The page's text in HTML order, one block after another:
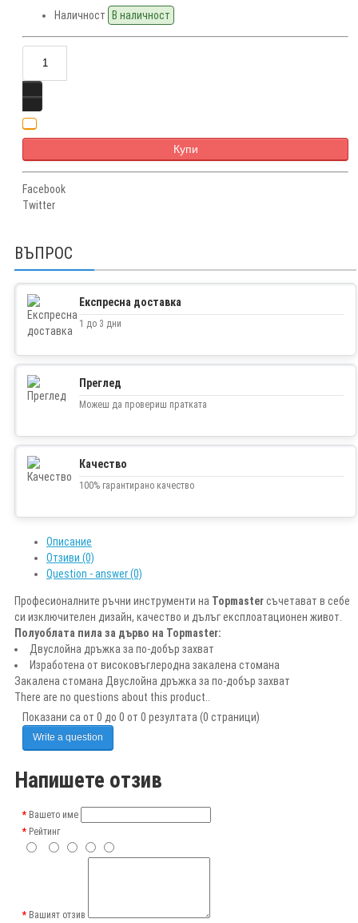
Наличност В наличност
Купи
Facebook
Twitter
ВЪПРОС
Експресна доставка
1 до 3 дни
Преглед
Можеш да провериш пратката
Качество
100% гарантирано качество
Описание
Отзиви (0)
Question - answer (0)
Професионалните ръчни инструменти на Topmasterсъчетават в себе
си изключителен дизайн, качество и дълъг експлоатационен живот.
Полуоблата пила за дърво на Topmaster:
Двуслойна дръжка за по-добър захват
Изработена от високовъглеродна закалена стомана
Закалена стомана Двуслойна дръжка за по-добър захват
There are no questions about this product..
Показани са от 0 до 0 от 0 резултата (0 страници)
Write a question
Напишете отзив
Вашето име
Рейтинг
Вашият отзив